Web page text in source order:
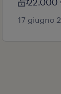
17 giugno